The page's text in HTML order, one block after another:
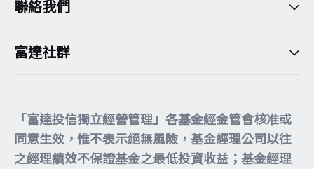
聯絡我們
富達社群
「富達投信獨立經營管理」各基金經金管會核准或
同意生效，惟不表示絕無風險，基金經理公司以往
之經理績效不保證基金之最低投資收益；基金經理